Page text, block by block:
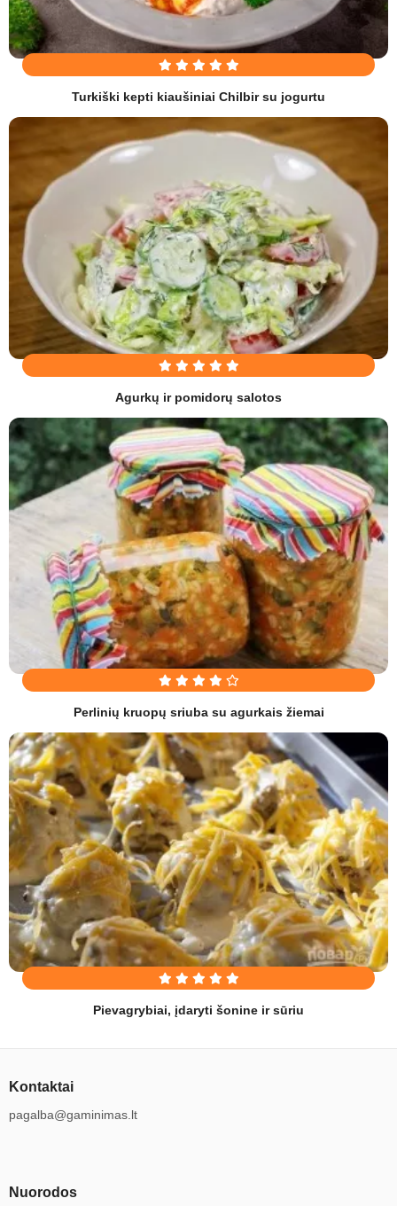
Turkiški kepti kiaušiniai Chilbir su jogurtu
Agurkų ir pomidorų salotos
Perlinių kruopų sriuba su agurkais žiemai
Pievagrybiai, įdaryti šonine ir sūriu
Kontaktai
pagalba@gaminimas.lt
Nuorodos